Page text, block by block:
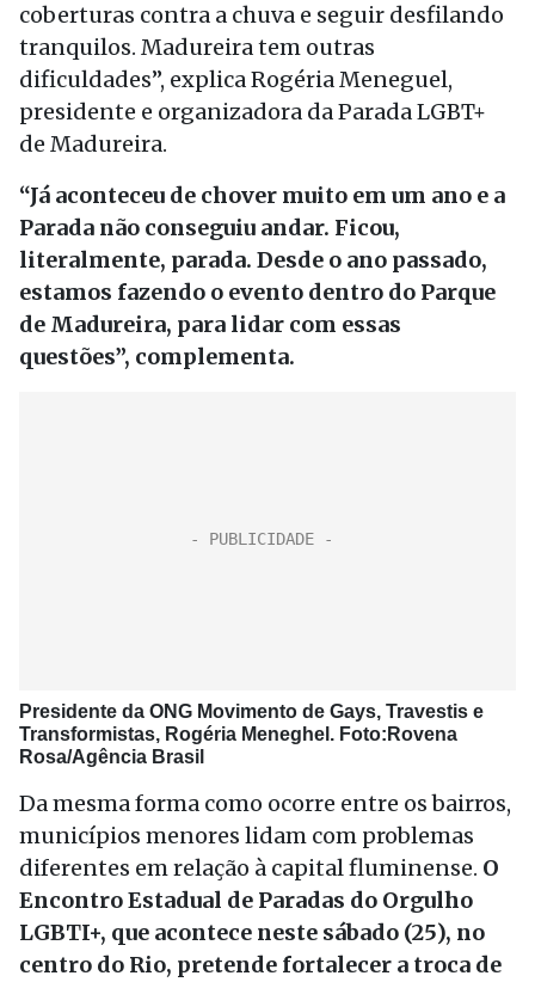
coberturas contra a chuva e seguir desfilando
tranquilos. Madureira tem outras
dificuldades”, explica Rogéria Meneguel,
presidente e organizadora da Parada LGBT+
de Madureira.
“Já aconteceu de chover muito em um ano e a
Parada não conseguiu andar. Ficou,
literalmente, parada. Desde o ano passado,
estamos fazendo o evento dentro do Parque
de Madureira, para lidar com essas
questões”, complementa.
Presidente da ONG Movimento de Gays, Travestis e
Transformistas, Rogéria Meneghel. Foto: Rovena
Rosa/Agência Brasil
Da mesma forma como ocorre entre os bairros,
municípios menores lidam com problemas
diferentes em relação à capital fluminense. O
Encontro Estadual de Paradas do Orgulho
LGBTI+, que acontece neste sábado (25), no
centro do Rio, pretende fortalecer a troca de